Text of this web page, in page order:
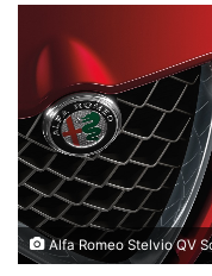
Alfa Romeo Stelvio QV